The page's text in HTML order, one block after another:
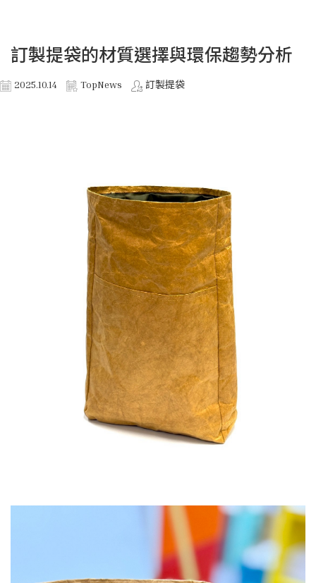
訂製提袋的材質選擇與環保趨勢分析
2025.10.14 TopNews 訂製提袋